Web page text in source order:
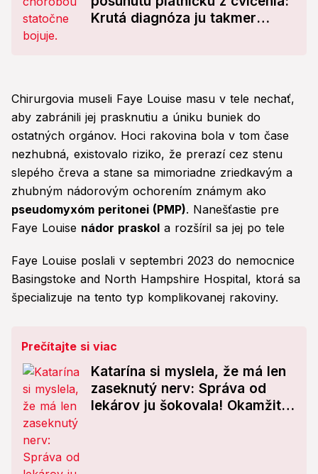
Krutá diagnóza ju takmer
Chirurgovia museli Faye Louise masu v tele nechať,
aby zabránili jej prasknutiu a úniku buniek do
ostatných orgánov. Hoci rakovina bola v tom čase
nezhubná, existovalo riziko, že prerazí cez stenu
slepého čreva a stane sa mimoriadne zriedkavým a
zhubným nádorovým ochorením známym ako
pseudomyxóm peritonei (PMP). Nanešťastie pre
Faye Louise nádor praskol a rozšíril sa jej po tele
Faye Louise poslali v septembri 2023 do nemocnice
Basingstoke and North Hampshire Hospital, ktorá sa
špecializuje na tento typ komplikovanej rakoviny.
Prečítajte si viac
Katarína si myslela, že má len
zaseknutý nerv: Správa od
lekárov ju šokovala! Okamžitá